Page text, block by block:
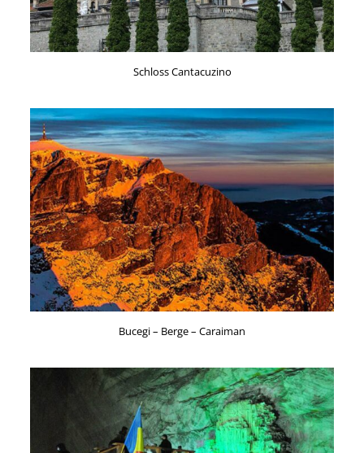
Schloss Cantacuzino
Bucegi – Berge – Caraiman